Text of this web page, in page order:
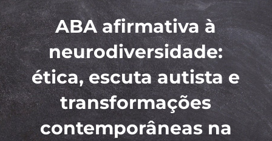
ABA afirmativa à
neurodiversidade:
ética, escuta autista e
transformações
contemporâneas na